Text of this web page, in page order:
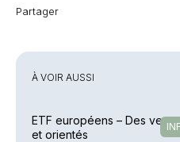
Partager
À VOIR AUSSI
ETF européens – Des
et orientés